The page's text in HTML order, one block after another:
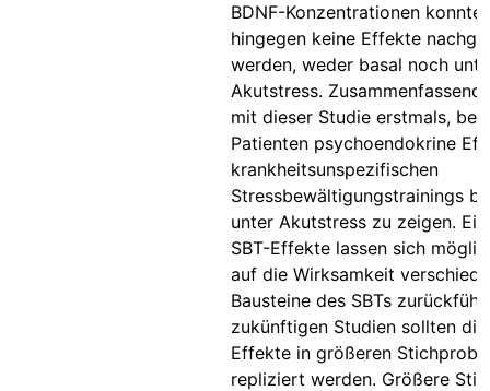
BDNF-Konzentrationen
hingegen keine Effekte
werden, weder basal noch
Akutstress. Zusammenfassend
mit dieser Studie erstmals, bei
Patienten psychoendokrine
krankheitsunspezifischen
Stressbewältigungstrainings
unter Akutstress zu zeigen.
SBT-Effekte lassen sich
auf die Wirksamkeit
Bausteine des SBTs
zukünftigen Studien sollten die
Effekte in größeren
repliziert werden. Größere